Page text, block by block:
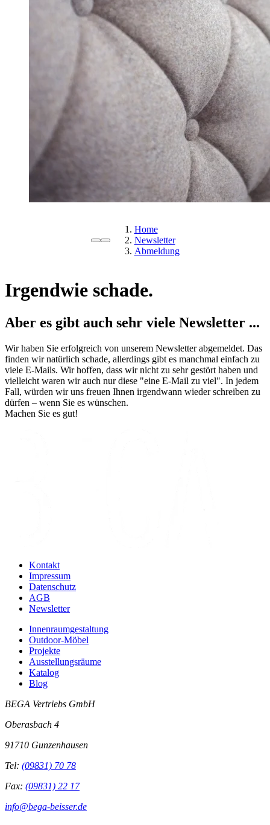
Home
Newsletter
Abmeldung
Irgendwie schade.
Aber es gibt auch sehr viele Newsletter ...
Wir haben Sie erfolgreich von unserem Newsletter abgemeldet. Das
finden wir natürlich schade, allerdings gibt es manchmal einfach zu
viele E-Mails. Wir hoffen, dass wir nicht zu sehr gestört haben und
vielleicht waren wir auch nur diese "eine E-Mail zu viel". In jedem
Fall, würden wir uns freuen Ihnen irgendwann wieder schreiben zu
dürfen – wenn Sie es wünschen.
Machen Sie es gut!
Kontakt
Impressum
Datenschutz
AGB
Newsletter
Innenraumgestaltung
Outdoor-Möbel
Projekte
Ausstellungsräume
Katalog
Blog
BEGA Vertriebs GmbH
Oberasbach 4
91710 Gunzenhausen
Tel: (09831) 70 78
Fax: (09831) 22 17
info@bega-beisser.de